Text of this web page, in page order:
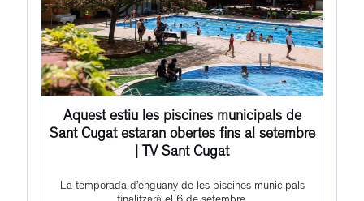
Aquest estiu les piscines municipals de
Sant Cugat estaran obertes fins al setembre
| TV Sant Cugat
La temporada d’enguany de les piscines municipals